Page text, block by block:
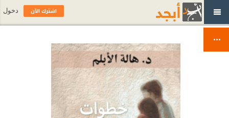
اشترك الآن دخول